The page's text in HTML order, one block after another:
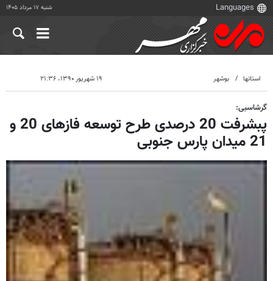
شنبه ۱۷ مرداد ۱۴۰۵
استانها بوشهر ۱۹ شهریور ۱۳۹۰، ۲۱:۳۶
گرشاسبی:
پبشرفت 20 درصدی طرح توسعه فازهای 20 و
21 میدان پارس جنوبی